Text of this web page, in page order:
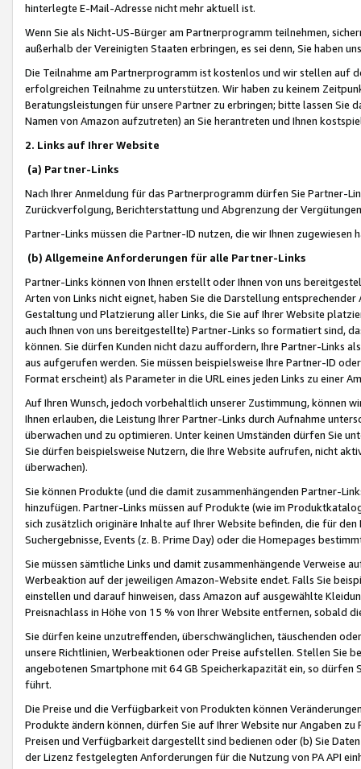
hinterlegte E-Mail-Adresse nicht mehr aktuell ist.
Wenn Sie als Nicht-US-Bürger am Partnerprogramm teilnehmen,
außerhalb der Vereinigten Staaten erbringen, es sei denn, Sie haben
Die Teilnahme am Partnerprogramm ist kostenlos und wir stellen auf
erfolgreichen Teilnahme zu unterstützen. Wir haben zu keinem
Beratungsleistungen für unsere Partner zu erbringen; bitte lassen Sie
Namen von Amazon aufzutreten) an Sie herantreten und Ihnen
2. Links auf Ihrer Website
(a) Partner-Links
Nach Ihrer Anmeldung für das Partnerprogramm dürfen Sie Partner-
Zurückverfolgung, Berichterstattung und Abgrenzung der
Partner-Links müssen die Partner-ID nutzen, die wir Ihnen zugewiesen
(b) Allgemeine Anforderungen für alle Partner-Links
Partner-Links können von Ihnen erstellt oder Ihnen von uns
Arten von Links nicht eignet, haben Sie die Darstellung
Gestaltung und Platzierung aller Links, die Sie auf Ihrer Website
auch Ihnen von uns bereitgestellte) Partner-Links so formatiert sind,
können. Sie dürfen Kunden nicht dazu auffordern, Ihre Partner-Links
aus aufgerufen werden. Sie müssen beispielsweise Ihre Partner-ID
Format erscheint) als Parameter in die URL eines jeden Links zu einer
Auf Ihren Wunsch, jedoch vorbehaltlich unserer Zustimmung, können
Ihnen erlauben, die Leistung Ihrer Partner-Links durch Aufnahme
überwachen und zu optimieren. Unter keinen Umständen dürfen Sie
Sie dürfen beispielsweise Nutzern, die Ihre Website aufrufen, nicht
überwachen).
Sie können Produkte (und die damit zusammenhängenden Partner-
hinzufügen. Partner-Links müssen auf Produkte (wie im
sich zusätzlich originäre Inhalte auf Ihrer Website befinden, die für
Suchergebnisse, Events (z. B. Prime Day) oder die Homepages
Sie müssen sämtliche Links und damit zusammenhängende
Werbeaktion auf der jeweiligen Amazon-Website endet. Falls Sie
einstellen und darauf hinweisen, dass Amazon auf ausgewählte
Preisnachlass in Höhe von 15 % von Ihrer Website entfernen, sobald
Sie dürfen keine unzutreffenden, überschwänglichen, täuschenden
unsere Richtlinien, Werbeaktionen oder Preise aufstellen. Stellen Sie
angebotenen Smartphone mit 64 GB Speicherkapazität ein, so dürfen
führt.
Die Preise und die Verfügbarkeit von Produkten können
Produkte ändern können, dürfen Sie auf Ihrer Website nur Angaben
Preisen und Verfügbarkeit dargestellt sind bedienen oder (b) Sie
der Lizenz festgelegten Anforderungen für die Nutzung von PA API